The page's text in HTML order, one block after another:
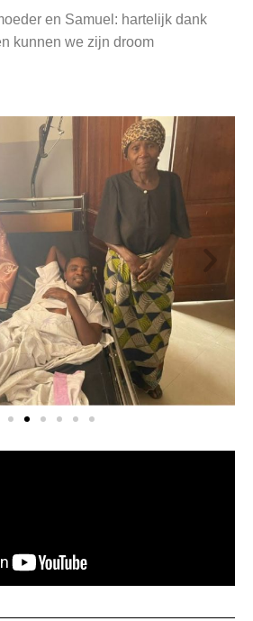
en Samuel: hartelijk dank
kunnen we zijn droom